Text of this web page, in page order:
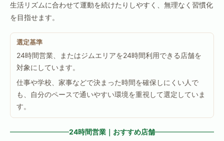
生活リズムに合わせて運動を続けたりしやすく、無理なく習慣化
を目指せます。
選定基準
24時間営業、またはジムエリアを24時間利用できる店舗を
対象にしています。
仕事や学校、家事などで決まった時間を確保しにくい人で
も、自分のペースで通いやすい環境を重視して選定していま
す。
24時間営業｜おすすめ店舗